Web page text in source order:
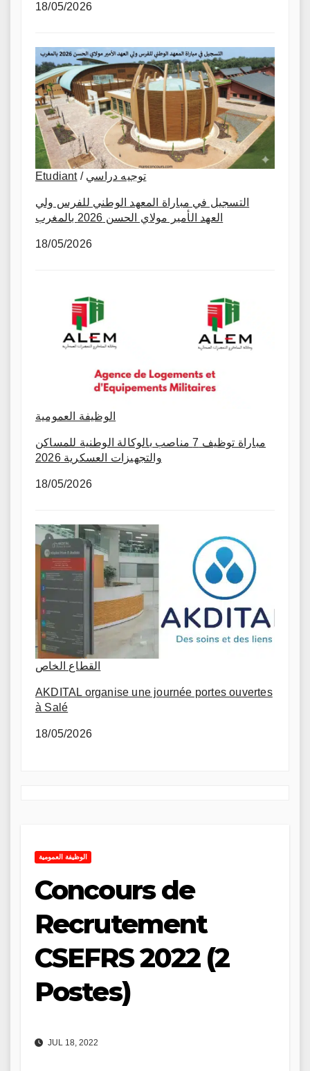
18/05/2026
Etudiant/ توجيه دراسي
التسجيل في مباراة المعهد الوطني للفرس ولي
العهد الأمير مولاي الحسن 2026 بالمغرب
18/05/2026
الوظيفة العمومية
مباراة توظيف 7 مناصب بالوكالة الوطنية للمساكن
والتجهيزات العسكرية 2026
18/05/2026
القطاع الخاص
AKDITAL organise une journée portes ouvertes
à Salé
18/05/2026
الوظيفة العمومية
Concours de
Recrutement
CSEFRS 2022 (2
Postes)
JUL 18, 2022